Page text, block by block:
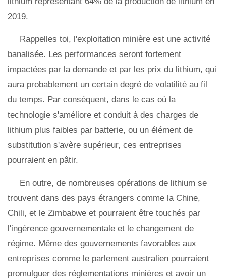
2019.
Rappelles toi, l'exploitation minière est une activité
banalisée. Les performances seront fortement
impactées par la demande et par les prix du lithium, qui
aura probablement un certain degré de volatilité au fil
du temps. Par conséquent, dans le cas où la
technologie s'améliore et conduit à des charges de
lithium plus faibles par batterie, ou un élément de
substitution s'avère supérieur, ces entreprises
pourraient en pâtir.
En outre, de nombreuses opérations de lithium se
trouvent dans des pays étrangers comme la Chine,
Chili, et le Zimbabwe et pourraient être touchés par
l'ingérence gouvernementale et le changement de
régime. Même des gouvernements favorables aux
entreprises comme le parlement australien pourraient
promulguer des réglementations minières et avoir un